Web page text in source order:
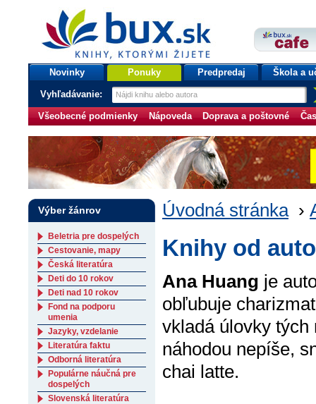
bux.sk
knihy, ktorými žijete
Úvodná stránka
Novinky Ponuky Predpredaj Škola a
Vyhľadávanie:
Všeobecné podmienky Nápoveda Doprava a poštovné
Úvodná stránka ›
Knihy od
Ana Huang je
obľubuje
vkladá úlovky
náhodou nepíše,
chai latte.
Výber žánrov
Beletria pre dospelých
Cestovanie, mapy
Česká literatúra
Deti do 10 rokov
Deti nad 10 rokov
Fond na podporu
umenia
Jazyky, vzdelanie
Literatúra faktu
Odborná literatúra
Populárne náučná pre
dospelých
Slovenská literatúra